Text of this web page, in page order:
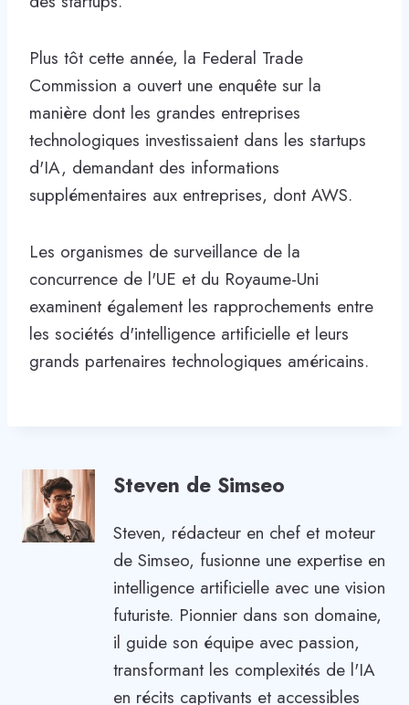
Plus tôt cette année, la Federal Trade
Commission a ouvert une enquête sur la
manière dont les grandes entreprises
technologiques investissaient dans les startups
d'IA, demandant des informations
supplémentaires aux entreprises, dont AWS.
Les organismes de surveillance de la
concurrence de l'UE et du Royaume-Uni
examinent également les rapprochements entre
les sociétés d'intelligence artificielle et leurs
grands partenaires technologiques américains.
Steven de Simseo
Steven, rédacteur en chef et moteur
de Simseo, fusionne une expertise en
intelligence artificielle avec une vision
futuriste. Pionnier dans son domaine,
il guide son équipe avec passion,
transformant les complexités de l'IA
en récits captivants et accessibles